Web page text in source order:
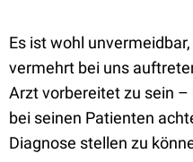
Es ist wohl
vermehrt bei uns
Arzt vorbereitet zu sein
bei seinen Patienten
Diagnose stellen zu